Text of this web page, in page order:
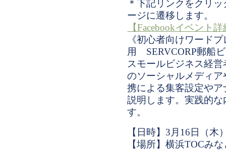
＊下記リンクをクリ
ージに遷移します。
【Facebookイベント
《初心者向けワード
用 SERVCORP郵船
スモールビジネス経
のソーシャルメディア
携による集客設定や
説明します。実践的
す。
【日時】3月16日（木
【場所】横浜TOCみ